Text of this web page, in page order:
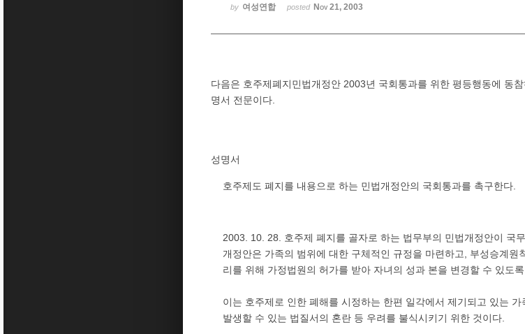
by 여성연합 posted Nov 21, 2003
다음은 호주제폐지민법개정안 2003년 국회통과를 위한 평등행동에 동
명서 전문이다.
성명서
호주제도 폐지를 내용으로 하는 민법개정안의 국회통과를 촉구한다.
2003. 10. 28. 호주제 폐지를 골자로 하는 법무부의 민법개정안이 국
개정안은 가족의 범위에 대한 구체적인 규정을 마련하고, 부성승계원
리를 위해 가정법원의 허가를 받아 자녀의 성과 본을 변경할 수 있도
이는 호주제로 인한 폐해를 시정하는 한편 일각에서 제기되고 있는
발생할 수 있는 법질서의 혼란 등 우려를 불식시키기 위한 것이다.